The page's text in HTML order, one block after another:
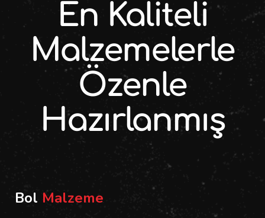
En Kaliteli
Malzemelerle
Özenle
Hazırlanmış
Bol Malzeme